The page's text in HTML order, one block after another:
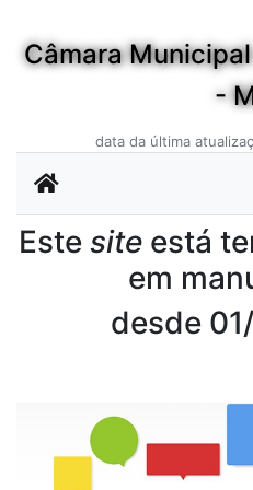
Câmara
-
data da última
Este site está
em
desde